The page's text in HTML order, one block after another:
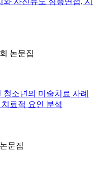
논문집
소년의 미술치료 사례
료적 요인 분석
문집